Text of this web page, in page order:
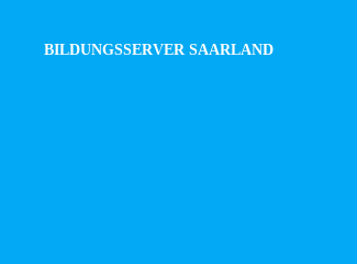
BILDUNGSSERVER SAARLAND